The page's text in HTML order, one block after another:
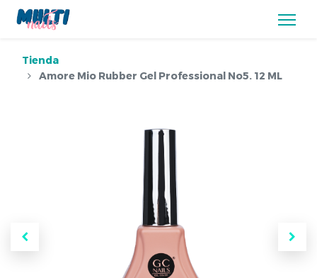
Tienda
Amore Mio Rubber Gel Professional No5. 12 ML